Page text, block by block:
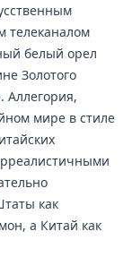
телеканалом
белый орел
Золотого
Аллегория,
мире в стиле
как
а Китай как